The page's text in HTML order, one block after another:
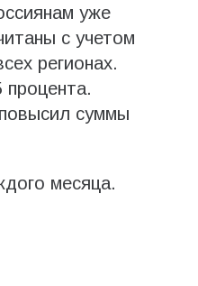
уже
с учетом
регионах.
суммы
месяца.